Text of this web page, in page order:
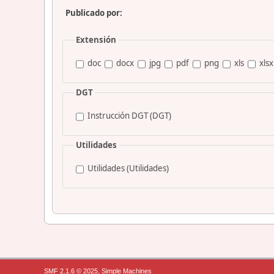
Publicado por:
Extensión
doc docx jpg pdf png xls xlsx
DGT
Instrucción DGT (DGT)
Utilidades
Utilidades (Utilidades)
SMF 2.1.6 © 2025, Simple Machines